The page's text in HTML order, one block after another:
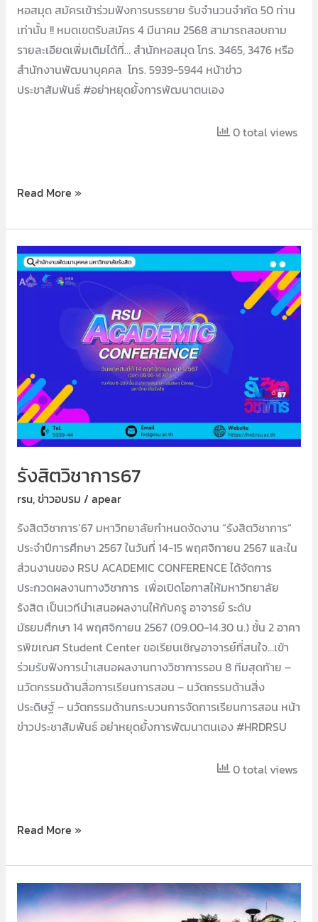
หอสมุด สมัครเข้าร่วมฟังการบรรยาย รับจำนวนจำกัด 50 ท่าน
เท่านั้น !! หมดเขตรับสมัคร 4 มีนาคม 2568 สามารถสอบถาม
รายละเอียดเพิ่มเติมได้ที่… สำนักหอสมุด โทร. 3465, 3476 หรือ
สำนักงานพัฒนาบุคคล โทร. 5939-5944 หน้าข่าว
ประชาสัมพันธ์ #อย่าหยุดยั้งการพัฒนาตนเอง
0 total views
Read More »
รังสิตวิชาการ67
rsu,ข่าวอบรม / apear
รังสิตวิชาการ’67 มหาวิทยาลัยกำหนดจัดงาน “รังสิตวิชาการ”
ประจำปีการศึกษา 2567 ในวันที่ 14-15 พฤศจิกายน 2567 และใน
ส่วนงานของ RSU ACADEMIC CONFERENCE ได้จัดการ
ประกวดผลงานทางวิชาการ เพื่อเปิดโอกาสให้มหาวิทยาลัย
รังสิต เป็นเวทีนำเสนอผลงานให้กับครู อาจารย์ ระดับ
มัธยมศึกษา 14 พฤศจิกายน 2567 (09.00-14.30 น.) ชั้น 2 อาคา
รพิฆเณศ Student Center ขอเรียนเชิญอาจารย์ที่สนใจ…เข้า
ร่วมรับฟังการนำเสนอผลงานทางวิชาการรอบ 8 ทีมสุดท้าย –
นวัตกรรมด้านสื่อการเรียนการสอน – นวัตกรรมด้านสิ่ง
ประดิษฐ์ – นวัตกรรมด้านกระบวนการจัดการเรียนการสอน หน้า
ข่าวประชาสัมพันธ์ อย่าหยุดยั้งการพัฒนาตนเอง #HRDRSU
0 total views
รังสิต
วิชาการ67
Read More »
ประชุม
บุคลากร